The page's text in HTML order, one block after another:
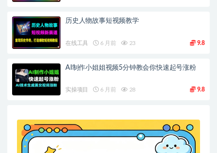
历史人物故事短视频教学
在线工具 6 月前 23 9.8
AI制作小姐姐视频5分钟教会你快速起号涨粉
实操项目 6 月前 28 9.8